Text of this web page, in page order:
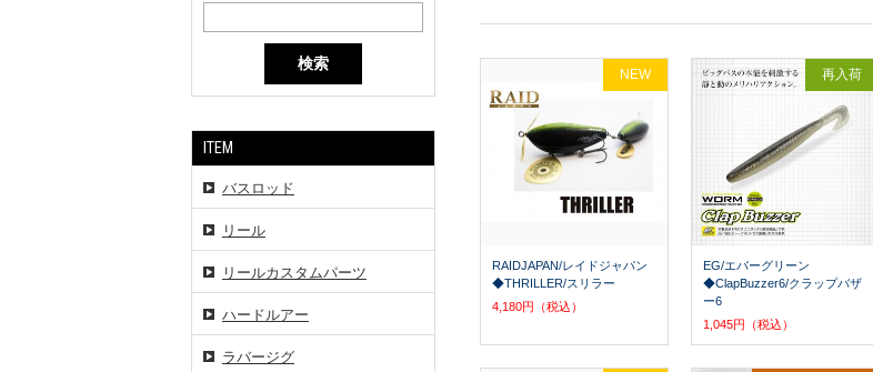
検索
ITEM
バスロッド
リール
リールカスタムパーツ
ハードルアー
ラバージグ
RAIDJAPAN/レイドジャパン
◆THRILLER/スリラー
4,180円（税込）
NEW
EG/エバーグリーン
◆ClapBuzzer6/クラップバザ
ー6
1,045円（税込）
再入荷